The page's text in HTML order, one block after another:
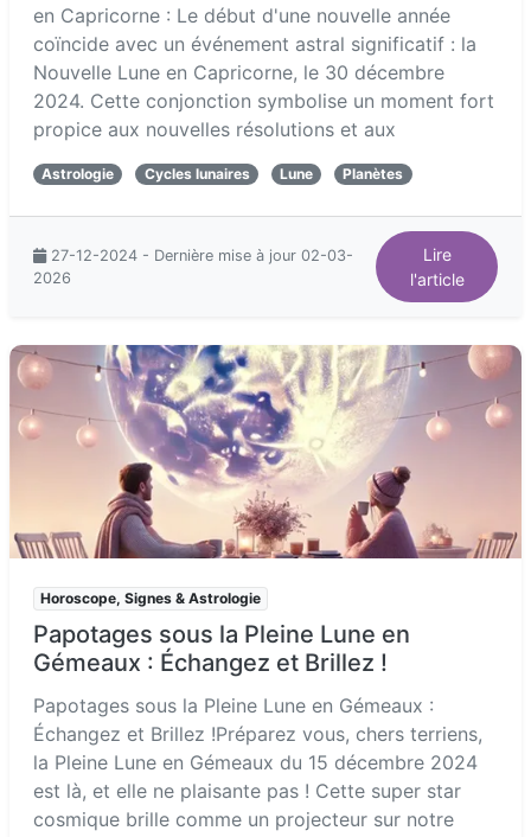
en Capricorne : Le début d'une nouvelle année
coïncide avec un événement astral significatif : la
Nouvelle Lune en Capricorne, le 30 décembre
2024. Cette conjonction symbolise un moment fort
propice aux nouvelles résolutions et aux
Astrologie Cycles lunaires Lune Planètes
27-12-2024 - Dernière mise à jour 02-03-
2026
Lire
l'article
Horoscope, Signes & Astrologie
Papotages sous la Pleine Lune en
Gémeaux : Échangez et Brillez !
Papotages sous la Pleine Lune en Gémeaux :
Échangez et Brillez !Préparez vous, chers terriens,
la Pleine Lune en Gémeaux du 15 décembre 2024
est là, et elle ne plaisante pas ! Cette super star
cosmique brille comme un projecteur sur notre